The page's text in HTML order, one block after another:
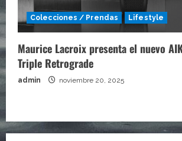
Colecciones / Prendas Lifestyle
Maurice Lacroix presenta el nuevo
Triple Retrograde
admin noviembre 20, 2025